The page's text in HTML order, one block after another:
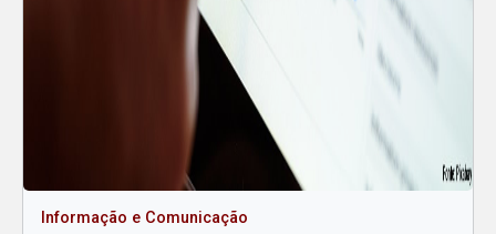
Informação e Comunicação